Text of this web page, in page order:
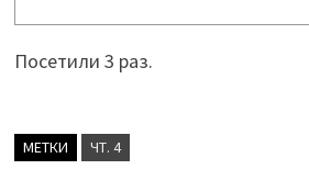
Посетили 3 раз.
МЕТКИ ЧТ. 4